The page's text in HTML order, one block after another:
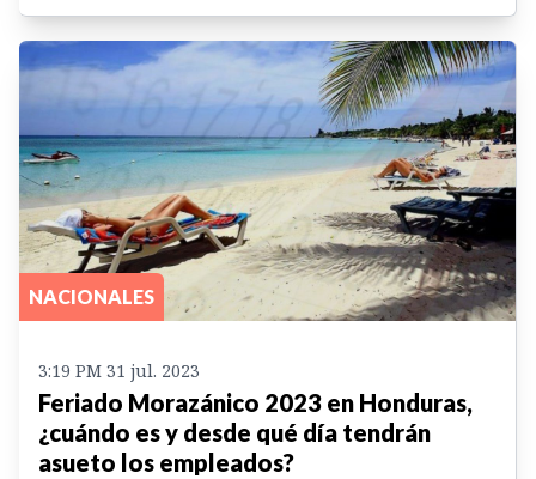
NACIONALES
3:19 PM 31 jul. 2023
Feriado Morazánico 2023 en Honduras,
¿cuándo es y desde qué día tendrán
asueto los empleados?